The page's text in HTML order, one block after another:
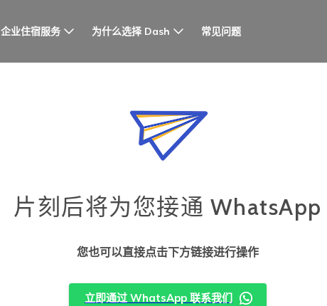
企业住宿服务 为什么选择 Dash 常见问题
片刻后将为您接通 WhatsApp
您也可以直接点击下方链接进行操作
立即通过 WhatsApp 联系我们